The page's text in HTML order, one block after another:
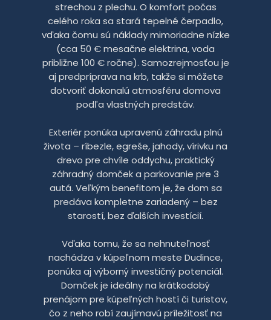
strechou z plechu. O komfort počas
celého roka sa stará tepelné čerpadlo,
vďaka čomu sú náklady mimoriadne nízke
(cca 50 € mesačne elektrina, voda
približne 100 € ročne). Samozrejmosťou je
aj predpríprava na krb, takže si môžete
dotvoriť dokonalú atmosféru domova
podľa vlastných predstáv.
Exteriér ponúka upravenú záhradu plnú
života – ríbezle, egreše, jahody, vírivku na
drevo pre chvíle oddychu, praktický
záhradný domček a parkovanie pre 3
autá. Veľkým benefitom je, že dom sa
predáva kompletne zariadený – bez
starostí, bez ďalších investícií.
Vďaka tomu, že sa nehnuteľnosť
nachádza v kúpeľnom meste Dudince,
ponúka aj výborný investičný potenciál.
Domček je ideálny na krátkodobý
prenájom pre kúpeľných hostí či turistov,
čo z neho robí zaujímavú príležitosť na